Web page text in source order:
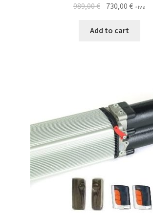
989,00€ 730,00€ +iva
Add to cart